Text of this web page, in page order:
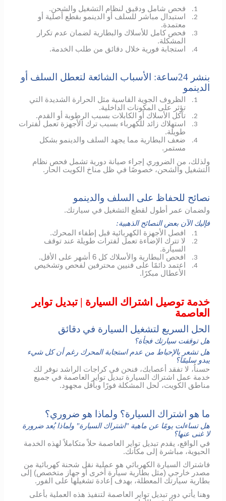
1. فحص شامل ودقيق لنظام التشغيل والشحن.
2.
استبدال مباشر للسلف أو الدينمو بقطع أصلية أو
معتمدة.
3.
فحص كامل للأسلاك والبطارية لضمان عدم تكرار
المشكلة.
4. استجابة فورية خلال دقائق من طلب الخدمة.
بنشر 24ساعة: الأسباب الشائعة لتعطل السلف أو
الدينمو
1.
الظروف الجوية القاسية مثل الحرارة الشديدة التي
تؤثر على المكونات الداخلية.
2. تآكل الأسلاك أو الكابلات بسبب الرطوبة أو القدم.
3.
استهلاك زائد للكهرباء بسبب ترك الأجهزة تعمل لفترات
طويلة.
4.
ضعف البطارية مما يجهد السلف والدينمو بشكل
مستمر.
ولذلك، من الضروري إجراء صيانة دورية تشمل فحص نظام
التشغيل والشحن، خصوصًا في ظل مناخ الكويت الحار.
نصائح للحفاظ على السلف والدينمو
ولضمان عمر أطول لقطع التشغيل في سيارتك.
فإليك الآن بعض النصائح الذهبية:
1. افصل الأجهزة الكهربائية قبل إطفاء المحرك.
2.
لا تترك الإضاءة تعمل لفترات طويلة عند توقف
السيارة.
3. افحص البطارية والأسلاك كل 6 أشهر على الأقل.
4.
اعتمد دائمًا على فنيين محترفين لفحص وتشخيص
الأعطال مبكرًا.
خدمة توصيل اشتراك السيارة | تبديل تواير
العاصمة
الحل السريع لتشغيل السيارة في دقائق
هل توقفت سيارتك فجأة؟
هل تشعر بالإحباط من عدم استجابة المحرك رغم أن كل شيء
يبدو سليمًا؟
حسناُ، لا تفقد أعصابك، فنحن في كراجات الراشد نوفر لك
خدمة عمل اشتراك السيارة تبديل تواير العاصمة في جميع
مناطق الكويت، لحل المشكلة فورًا وبأقل مجهود.
ما هو اشتراك السيارة؟ ولماذا هو ضروري؟
هل تساءلت يومًا عن ماهية "اشتراك السيارة" ولماذا يُعد ضرورة
لا غنى عنها؟
في الواقع، يقدم تبديل تواير العاصمة حلاً متكاملاً لهذه الخدمة
الحيوية، مباشرة إلى مكانك.
فاشتراك السيارة الكهربائي هو عملية نقل شحنة كهربائية من
مصدر خارجي (مثل بطارية سيارة أخرى أو جهاز متخصص) إلى
بطارية سيارتك المعطلة، بهدف إعادة تشغيلها على الفور.
وهنا يأتي دور تبديل تواير العاصمة لتنفيذ هذه العملية بأعلى